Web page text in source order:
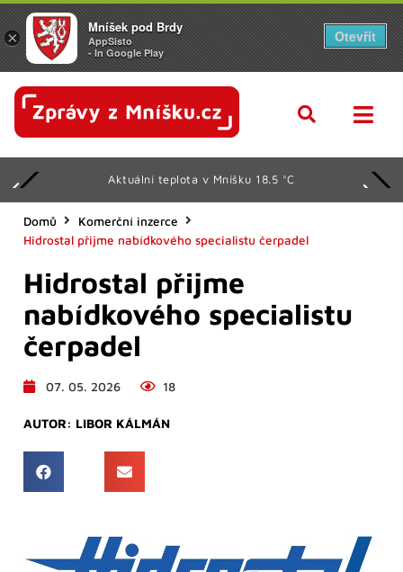
Aktuální teplota v Mníšku 18.5 °C
Domů
Komerční inzerce
Hidrostal přijme nabídkového specialistu čerpadel
Hidrostal přijme
nabídkového specialistu
čerpadel
07. 05. 2026 18
AUTOR: LIBOR KÁLMÁN
×
Mníšek pod Brdy
AppSisto
- In Google Play
Otevřít